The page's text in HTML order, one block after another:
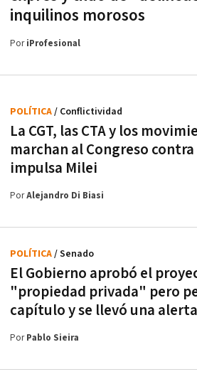
inquilinos morosos
PoriProfesional
La CGT, las CTA y los
marchan al Congreso contra
impulsa Milei
POLÍTICA/ Conflictividad
PorAlejandro Di Biasi
El Gobierno aprobó el
"propiedad privada" pero
capítulo y se llevó una
POLÍTICA/ Senado
PorPablo Sieira